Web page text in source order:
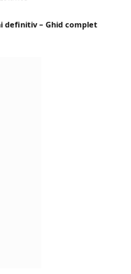
definitiv – Ghid complet